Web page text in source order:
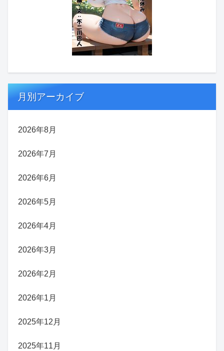
月別アーカイブ
2026年8月
2026年7月
2026年6月
2026年5月
2026年4月
2026年3月
2026年2月
2026年1月
2025年12月
2025年11月